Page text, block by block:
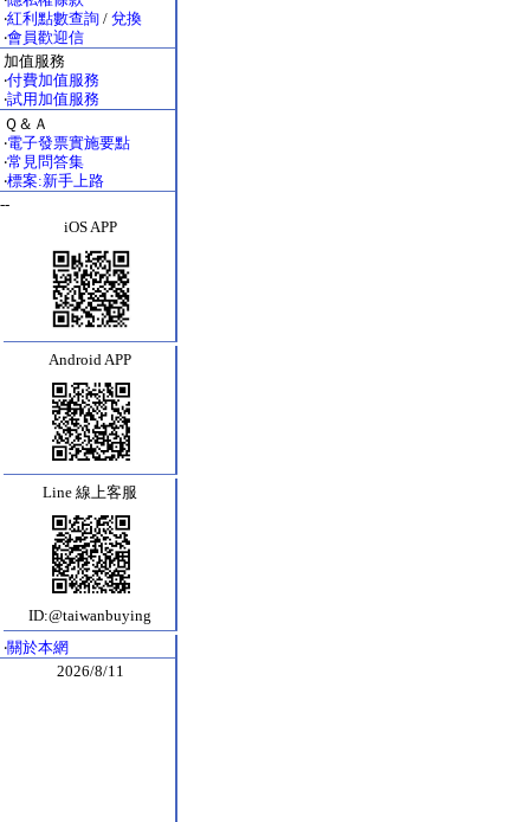
‧紅利點數查詢 / 兌換
‧會員歡迎信
加值服務
‧付費加值服務
‧試用加值服務
Ｑ＆Ａ
‧電子發票實施要點
‧常見問答集
‧標案:新手上路
--
iOS APP
Android APP
Line 線上客服
ID:@taiwanbuying
‧關於本網
2026/8/11